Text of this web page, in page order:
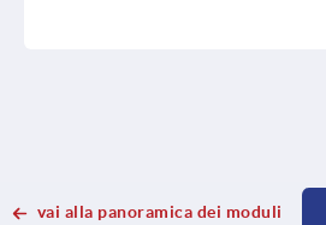
vai alla panoramica dei moduli